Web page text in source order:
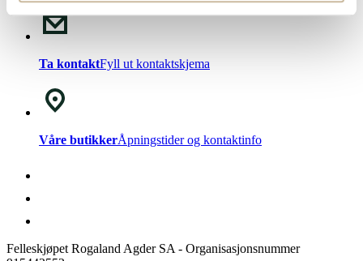
Ta kontaktFyll ut kontaktskjema
Våre butikkerÅpningstider og kontaktinfo
Felleskjøpet Rogaland Agder SA - Organisasjonsnummer